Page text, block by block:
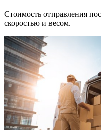
Стоимость отправления
скоростью и весом.